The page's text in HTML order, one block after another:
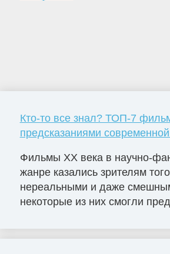
Кто-то все знал? ТОП-7
предсказаниями
Фильмы ХХ века в научно-
жанре казались зрителям
нереальными и даже
некоторые из них смогли